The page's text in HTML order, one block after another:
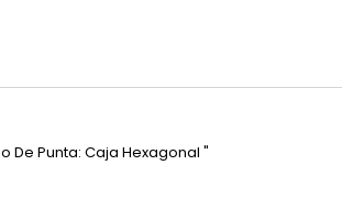
De Punta: Caja Hexagonal "